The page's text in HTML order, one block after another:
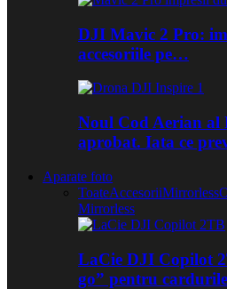
DJI Mavic 2 Pro:
accesoriile pe…
Noul Cod Aerian al
aprobat. Iata ce
Aparate foto
ToateAccesoriiMirrorless
Mirrorless
LaCie DJI Copilot
go” pentru